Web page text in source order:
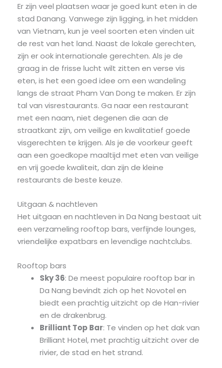
Er zijn veel plaatsen waar je goed kunt eten in de
stad Danang. Vanwege zijn ligging, in het midden
van Vietnam, kun je veel soorten eten vinden uit
de rest van het land. Naast de lokale gerechten,
zijn er ook internationale gerechten. Als je de
graag in de frisse lucht wilt zitten en verse vis
eten, is het een goed idee om een wandeling
langs de straat Pham Van Dong te maken. Er zijn
tal van visrestaurants. Ga naar een restaurant
met een naam, niet degenen die aan de
straatkant zijn, om veilige en kwalitatief goede
visgerechten te krijgen. Als je de voorkeur geeft
aan een goedkope maaltijd met eten van veilige
en vrij goede kwaliteit, dan zijn de kleine
restaurants de beste keuze.
Uitgaan & nachtleven
Het uitgaan en nachtleven in Da Nang bestaat uit
een verzameling rooftop bars, verfijnde lounges,
vriendelijke expatbars en levendige nachtclubs.
Rooftop bars
Sky 36: De meest populaire rooftop bar in
Da Nang bevindt zich op het Novotel en
biedt een prachtig uitzicht op de Han-rivier
en de drakenbrug.
Brilliant Top Bar: Te vinden op het dak van
Brilliant Hotel, met prachtig uitzicht over de
rivier, de stad en het strand.